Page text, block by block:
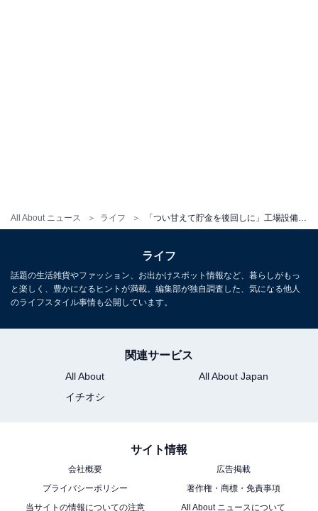
All About ニュース ライフ
こちらもおすすめ
「家賃相当分を渡すべきだと思いますが」家事
至った経緯は
ライフ
話題の生活雑貨やファッション、お出かけスポット情報など、暮らしがもっ
と楽しく、豊かになるヒントが満載。編集部が独自調査した、気になる他人
のライフスタイル事情も公開しています。
関連サービス
All About
All About Japan
イチオシ
サイト情報
会社概要
広告掲載
プライバシーポリシー
著作権・商標・免責事項
当サイトの情報についての注意
All About ニュースについて